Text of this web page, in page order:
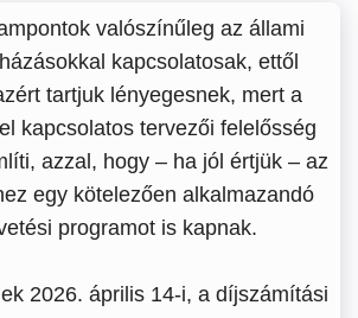
valószínűleg az állami
kapcsolatosak, ettől
tartjuk lényegesnek, mert a
kapcsolatos tervezői felelősség
azzal, hogy – ha jól értjük – az
egy kötelezően alkalmazandó
programot is kapnak.
2026. április 14-i, a díjszámítási